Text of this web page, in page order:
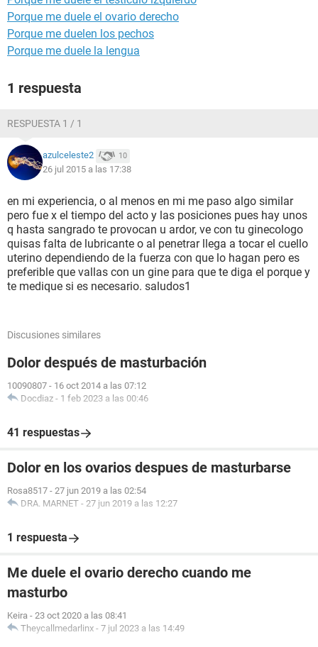
Porque me duele el ovario derecho
Porque me duelen los pechos
Porque me duele la lengua
1 respuesta
RESPUESTA 1 / 1
azulceleste2 10
26 jul 2015 a las 17:38
en mi experiencia, o al menos en mi me paso algo similar
pero fue x el tiempo del acto y las posiciones pues hay unos
q hasta sangrado te provocan u ardor, ve con tu ginecologo
quisas falta de lubricante o al penetrar llega a tocar el cuello
uterino dependiendo de la fuerza con que lo hagan pero es
preferible que vallas con un gine para que te diga el porque y
te medique si es necesario. saludos1
Discusiones similares
Dolor después de masturbación
10090807 - 16 oct 2014 a las 07:12
Docdiaz - 1 feb 2023 a las 00:46
41 respuestas
Dolor en los ovarios despues de masturbarse
Rosa8517 - 27 jun 2019 a las 02:54
DRA. MARNET - 27 jun 2019 a las 12:27
1 respuesta
Me duele el ovario derecho cuando me
masturbo
Keira - 23 oct 2020 a las 08:41
Theycallmedarlinx - 7 jul 2023 a las 14:49